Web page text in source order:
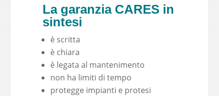
La garanzia CARES in
sintesi
è scritta
è chiara
è legata al mantenimento
non ha limiti di tempo
protegge impianti e protesi